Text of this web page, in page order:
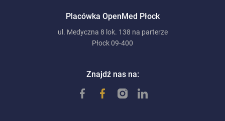
Placówka OpenMed Płock
ul. Medyczna 8 lok. 138 na parterze
Płock 09-400
Znajdź nas na: